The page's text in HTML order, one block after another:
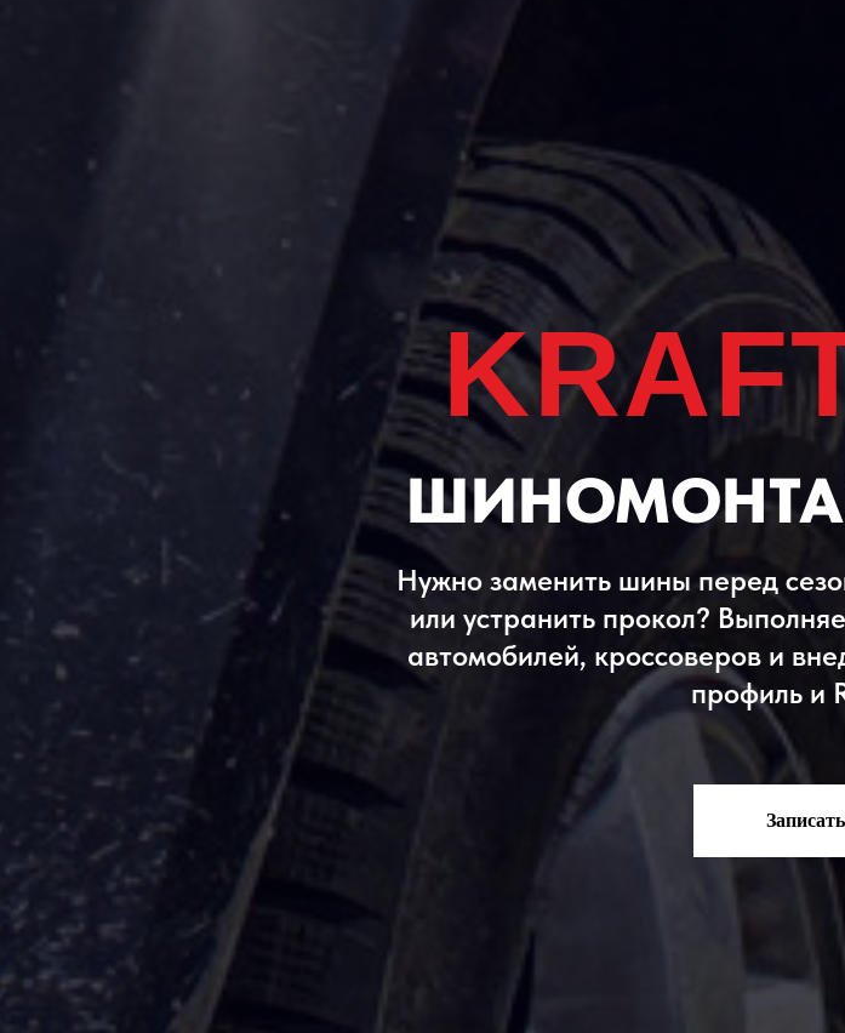
Нужно заменить шины перед
или устранить прокол?
автомобилей, кроссоверов и
профиль и